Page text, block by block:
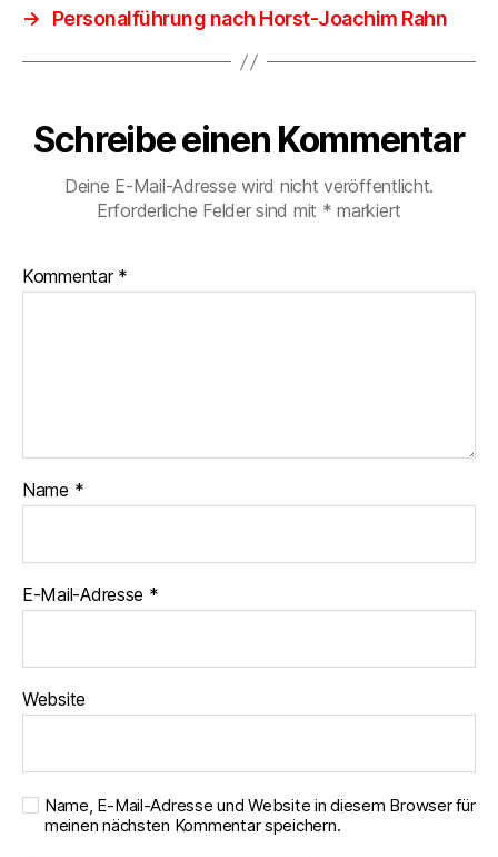
→
Personalführung nach Horst-Joachim Rahn
Schreibe einen Kommentar
Deine E-Mail-Adresse wird nicht veröffentlicht.
Erforderliche Felder sind mit * markiert
Kommentar *
Name *
E-Mail-Adresse *
Website
Name, E-Mail-Adresse und Website in diesem Browser für
meinen nächsten Kommentar speichern.